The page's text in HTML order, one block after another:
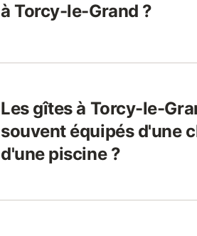
à Torcy-le-Grand ?
Les gîtes à Torcy-le-
souvent équipés d'une
d'une piscine ?